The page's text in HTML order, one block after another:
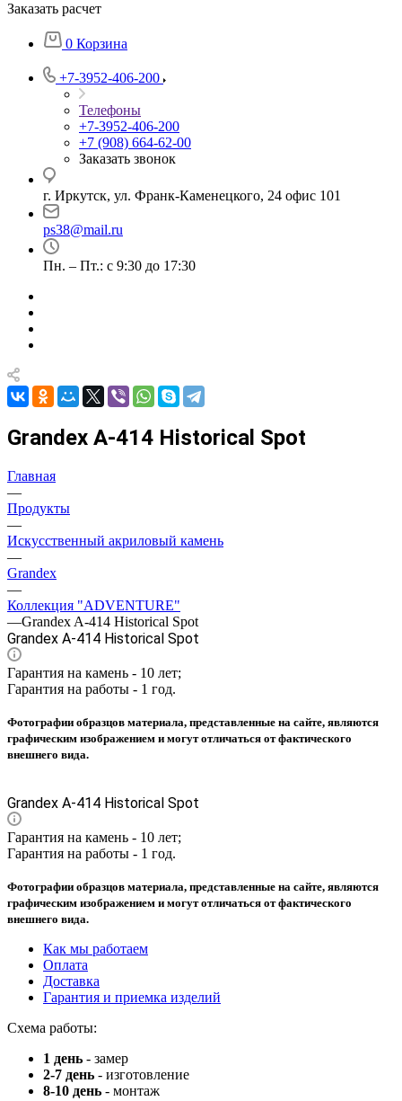
Заказать расчет
0 Корзина
+7-3952-406-200
Телефоны
+7-3952-406-200
+7 (908) 664-62-00
Заказать звонок
г. Иркутск, ул. Франк-Каменецкого, 24 офис 101
ps38@mail.ru
Пн. – Пт.: с 9:30 до 17:30
Grandex A-414 Historical Spot
Главная
—
Продукты
—
Искусственный акриловый камень
—
Grandex
—
Коллекция "ADVENTURE"
—Grandex A-414 Historical Spot
Grandex A-414 Historical Spot
Гарантия на камень - 10 лет;
Гарантия на работы - 1 год.
Фотографии образцов материала, представленные на сайте, являются
графическим изображением и могут отличаться от фактического
внешнего вида.
Grandex A-414 Historical Spot
Гарантия на камень - 10 лет;
Гарантия на работы - 1 год.
Фотографии образцов материала, представленные на сайте, являются
графическим изображением и могут отличаться от фактического
внешнего вида.
Как мы работаем
Оплата
Доставка
Гарантия и приемка изделий
Схема работы:
1 день - замер
2-7 день - изготовление
8-10 день - монтаж